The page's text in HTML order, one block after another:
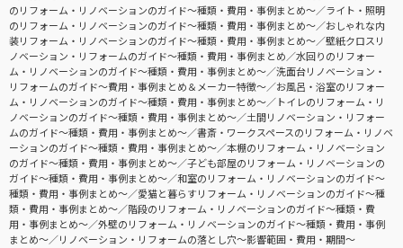
のリフォーム・リノベーションのガイド〜種類・費用・事例まとめ〜
ライト・照明
のリフォーム・リノベーションのガイド〜種類・費用・事例まとめ〜
おしゃれな内
装リフォーム・リノベーションのガイド〜種類・費用・事例まとめ〜
壁紙クロスリ
ノベーション・リフォームのガイド〜種類・費用・事例まとめ
水回りのリフォー
ム・リノベーションのガイド〜種類・費用・事例まとめ〜
洗面台リノベーション・
リフォームのガイド〜費用・事例まとめ＆メーカー特徴〜
お風呂・浴室のリフォー
ム・リノベーションのガイド〜種類・費用・事例まとめ〜
トイレのリフォーム・リ
ノベーションのガイド〜種類・費用・事例まとめ〜
土間リノベーション・リフォー
ムのガイド〜種類・費用・事例まとめ〜
書斎・ワークスペースのリフォーム・リノベ
ーションのガイド〜種類・費用・事例まとめ〜
本棚のリフォーム・リノベーション
のガイド〜種類・費用・事例まとめ〜
子ども部屋のリフォーム・リノベーションの
ガイド〜種類・費用・事例まとめ〜
和室のリフォーム・リノベーションのガイド〜
種類・費用・事例まとめ〜
愛猫と暮らすリフォーム・リノベーションのガイド〜種
類・費用・事例まとめ〜
階段のリフォーム・リノベーションのガイド〜種類・費
用・事例まとめ〜
外壁のリフォーム・リノベーションのガイド〜種類・費用・事例
まとめ〜
リノベーション・リフォームの落とし穴～影響範囲・費用・期間～